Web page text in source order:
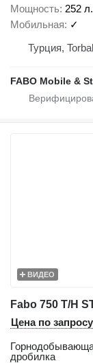
Мощность 252
Мобильная
✓
Турция,
ВИДЕО
Цена по запросу
дробилка